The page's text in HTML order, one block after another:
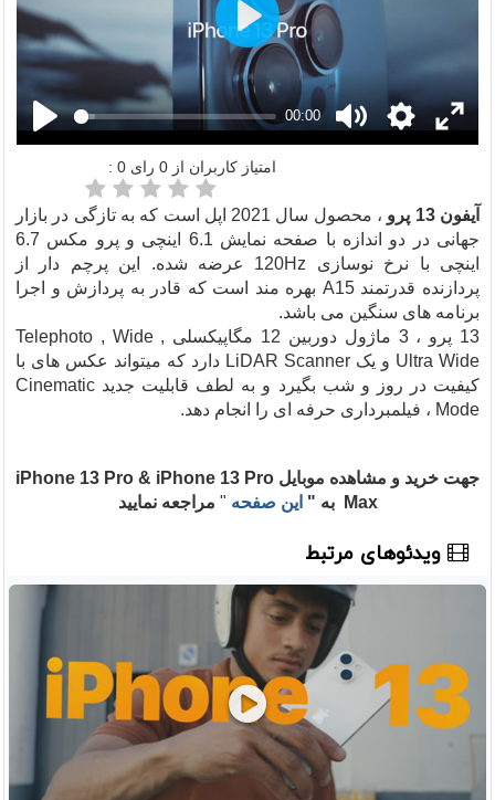
00:00
Play
امتیاز کاربران از 0 رای 0
:
آیفون 13 پرو
، محصول سال 2021 اپل است که به تازگی در بازار
جهانی در دو اندازه با صفحه نمایش 6.1 اینچی و پرو مکس 6.7
اینچی با نرخ نوسازی 120Hz عرضه شده. این پرچم دار از
پردازنده قدرتمند A15 بهره مند است که قادر به پردازش و اجرا
برنامه های سنگین می باشد.
13 پرو ، 3 ماژول دوربین 12 مگاپیکسلی Telephoto , Wide ,
Ultra Wide و یک LiDAR Scanner دارد که میتواند عکس های با
کیفیت در روز و شب بگیرد و به لطف قابلیت جدید Cinematic
Mode ، فیلمبرداری حرفه ای را انجام دهد.
جهت خرید و مشاهده موبایل iPhone 13 Pro & iPhone 13 Pro
Max به "
این صفحه " مراجعه نمایید
ویدئوهای مرتبط